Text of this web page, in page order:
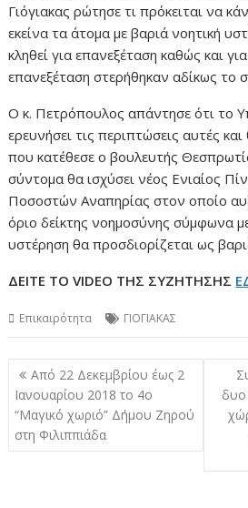
Γιόγιακας ρώτησε τι πρόκειται να
εκείνα τα άτομα με βαριά νοητική
κληθεί για επανεξέταση καθώς και
επανεξέταση στερήθηκαν αδίκως το
Ο κ. Πετρόπουλος απάντησε ότι το
ερευνήσει τις περιπτώσεις αυτές
που κατέθεσε ο βουλευτής
σύντομα θα ισχύσει νέος Ενιαίος
Ποσοστών Αναπηρίας στον οποίο
όριο δείκτης νοημοσύνης σύμφωνα
υστέρηση θα προσδιορίζεται ως
ΔΕΙΤΕ ΤΟ VIDEO ΤΗΣ ΣΥΖΗΤΗΣΗΣ
Επικαιρότητα ΓΙΟΓΙΑΚΑΣ
Πλοήγηση
άρθρων
Από 22 Δεκεμβρίου έως 2
Ιανουαρίου 2018 το 4ο
“Μαγικό χωριό” Δήμου Ζηρού
στη Φιλιππιάδα
δυο